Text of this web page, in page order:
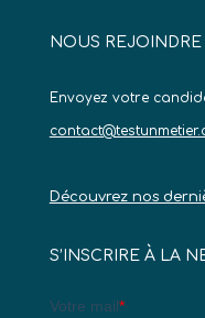
NOUS REJOINDRE
Envoyez votre
Découvrez nos
S’INSCRIRE À LA